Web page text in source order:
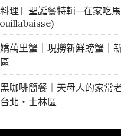
料理］聖誕餐特輯—在家吃
萬里蟹｜現撈新鮮螃蟹｜
咖啡簡餐｜天母人的家常
台北・士林區